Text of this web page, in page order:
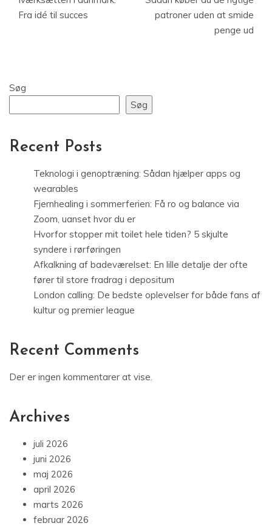
Fra idé til succes
patroner uden at smide
penge ud
Søg
Søg
Recent Posts
Teknologi i genoptræning: Sådan hjælper apps og
wearables
Fjernhealing i sommerferien: Få ro og balance via
Zoom, uanset hvor du er
Hvorfor stopper mit toilet hele tiden? 5 skjulte
syndere i rørføringen
Afkalkning af badeværelset: En lille detalje der ofte
fører til store fradrag i depositum
London calling: De bedste oplevelser for både fans af
kultur og premier league
Recent Comments
Der er ingen kommentarer at vise.
Archives
juli 2026
juni 2026
maj 2026
april 2026
marts 2026
februar 2026